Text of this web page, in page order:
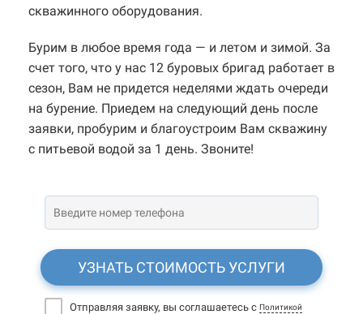
скважинного оборудования.
Бурим в любое время года — и летом и зимой. За
счет того, что у нас 12 буровых бригад работает в
сезон, Вам не придется неделями ждать очереди
на бурение. Приедем на следующий день после
заявки, пробурим и благоустроим Вам скважину
с питьевой водой за 1 день. Звоните!
УЗНАТЬ СТОИМОСТЬ УСЛУГИ
Отправляя заявку, вы соглашаетесь с Политикой